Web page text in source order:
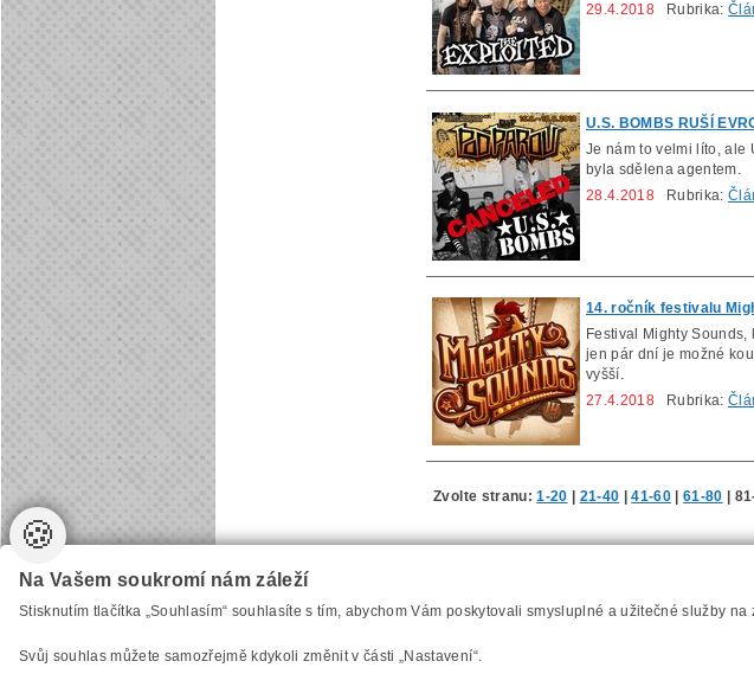
29.4.2018 Rubrika:
U.S. BOMBS RUŠÍ
Je nám to velmi líto, ale
byla sdělena agentem.
28.4.2018 Rubrika:
14. ročník festivalu
Festival Mighty
jen pár dní je možné
vyšší.
27.4.2018 Rubrika:
Zvolte stranu:1-20 21-40 |41-60| 61-80
Vytvořilo
🍪
Na Vašem soukromí nám záleží
Stisknutím tlačítka „Souhlasím“ souhlasíte s tím, abychom Vám poskytovali smysluplné a užitečné služby
Svůj souhlas můžete samozřejmě kdykoli změnit v části „Nastavení“.